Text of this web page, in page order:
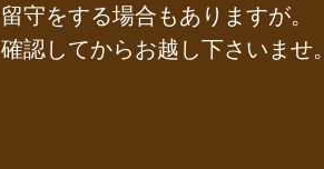
留守をする場合もありますが。
確認してからお越し下さいませ